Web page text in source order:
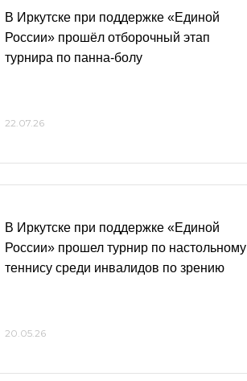
В Иркутске при поддержке «Единой
России» прошёл отборочный этап
турнира по панна-болу
22.07.26
В Иркутске при поддержке «Единой
России» прошел турнир по настольному
теннису среди инвалидов по зрению
20.05.26